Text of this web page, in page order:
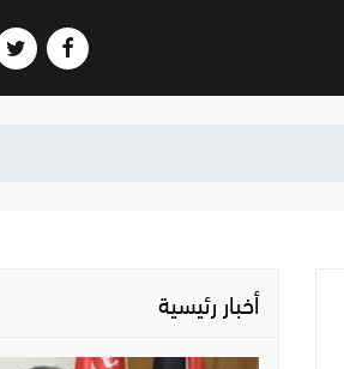
أخبار رئيسية